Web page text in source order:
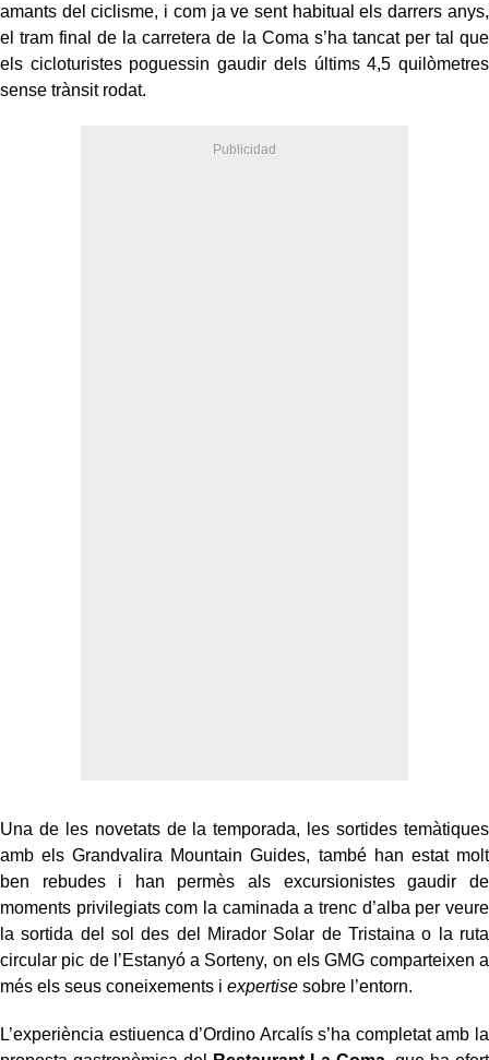
amants del ciclisme, i com ja ve sent habitual els darrers anys,
el tram final de la carretera de la Coma s’ha tancat per tal que
els cicloturistes poguessin gaudir dels últims 4,5 quilòmetres
sense trànsit rodat.
Una de les novetats de la temporada, les sortides temàtiques
amb els Grandvalira Mountain Guides, també han estat molt
ben rebudes i han permès als excursionistes gaudir de
moments privilegiats com la caminada a trenc d’alba per veure
la sortida del sol des del Mirador Solar de Tristaina o la ruta
circular pic de l’Estanyó a Sorteny, on els GMG comparteixen a
més els seus coneixements i expertise sobre l’entorn.
L’experiència estiuenca d’Ordino Arcalís s’ha completat amb la